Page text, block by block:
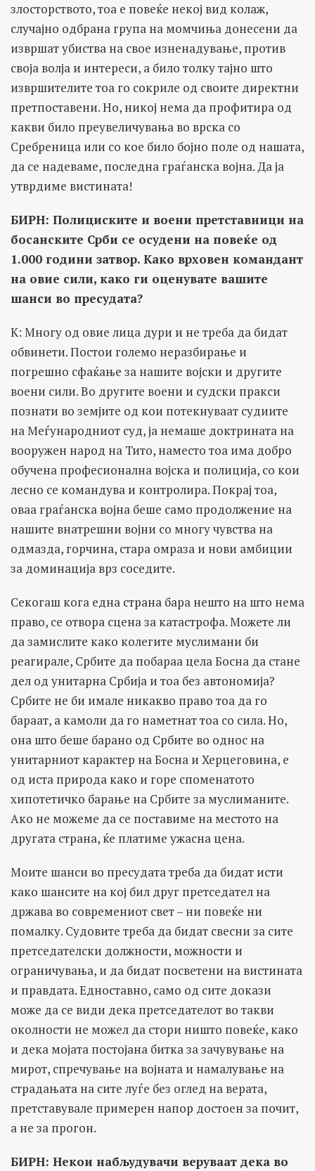
злосторството, тоа е повеќе некој вид колаж,
случајно одбрана група на момчиња донесени да
извршат убиства на свое изненадување, против
своја волја и интереси, а било толку тајно што
извршителите тоа го сокриле од своите директни
претпоставени. Но, никој нема да профитира од
какви било преувеличувања во врска со
Сребреница или со кое било бојно поле од нашата,
да се надеваме, последна граѓанска војна. Да ја
утврдиме вистината!
БИРН: Полициските и воени претставници на
босанските Срби се осудени на повеќе од
1.000 години затвор. Како врховен командант
на овие сили, како ги оценувате вашите
шанси во пресудата?
К: Многу од овие лица дури и не треба да бидат
обвинети. Постои големо неразбирање и
погрешно сфаќање за нашите војски и другите
воени сили. Во другите воени и судски пракси
познати во земјите од кои потекнуваат судиите
на Меѓународниот суд, ја немаше доктрината на
вооружен народ на Тито, наместо тоа има добро
обучена професионална војска и полиција, со кои
лесно се командува и контролира. Покрај тоа,
оваа граѓанска војна беше само продолжение на
нашите внатрешни војни со многу чувства на
одмазда, горчина, стара омраза и нови амбиции
за доминација врз соседите.
Секогаш кога една страна бара нешто на што нема
право, се отвора сцена за катастрофа. Можете ли
да замислите како колегите муслимани би
реагирале, Србите да побараа цела Босна да стане
дел од унитарна Србија и тоа без автономија?
Србите не би имале никакво право тоа да го
бараат, а камоли да го наметнат тоа со сила. Но,
она што беше барано од Србите во однос на
унитарниот карактер на Босна и Херцеговина, е
од иста природа како и горе споменатото
хипотетичко барање на Србите за муслиманите.
Ако не можеме да се поставиме на местото на
другата страна, ќе платиме ужасна цена.
Моите шанси во пресудата треба да бидат исти
како шансите на кој бил друг претседател на
држава во современиот свет – ни повеќе ни
помалку. Судовите треба да бидат свесни за сите
претседателски должности, можности и
ограничувања, и да бидат посветени на вистината
и правдата. Едноставно, само од сите докази
може да се види дека претседателот во такви
околности не можел да стори ништо повеќе, како
и дека мојата постојана битка за зачувување на
мирот, спречување на војната и намалување на
страдањата на сите луѓе без оглед на верата,
претставувале примерен напор достоен за почит,
а не за прогон.
БИРН: Некои набљудувачи веруваат дека во